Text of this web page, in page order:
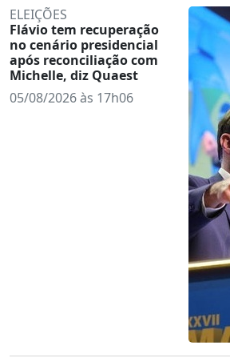
ELEIÇÕES
Flávio tem recuperação
no cenário presidencial
após reconciliação com
Michelle, diz Quaest
05/08/2026 às 17h06